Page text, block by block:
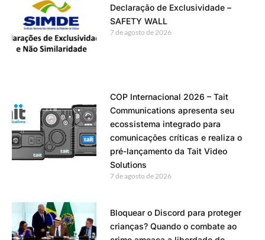
Declaração de Exclusividade –
SAFETY WALL
7 de agosto de 2026
COP Internacional 2026 – Tait
Communications apresenta seu
ecossistema integrado para
comunicações críticas e realiza o
pré-lançamento da Tait Video
Solutions
7 de agosto de 2026
Bloquear o Discord para proteger
crianças? Quando o combate ao